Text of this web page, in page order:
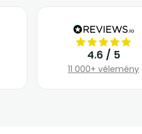
4.6 / 5
11 000+ vélemény